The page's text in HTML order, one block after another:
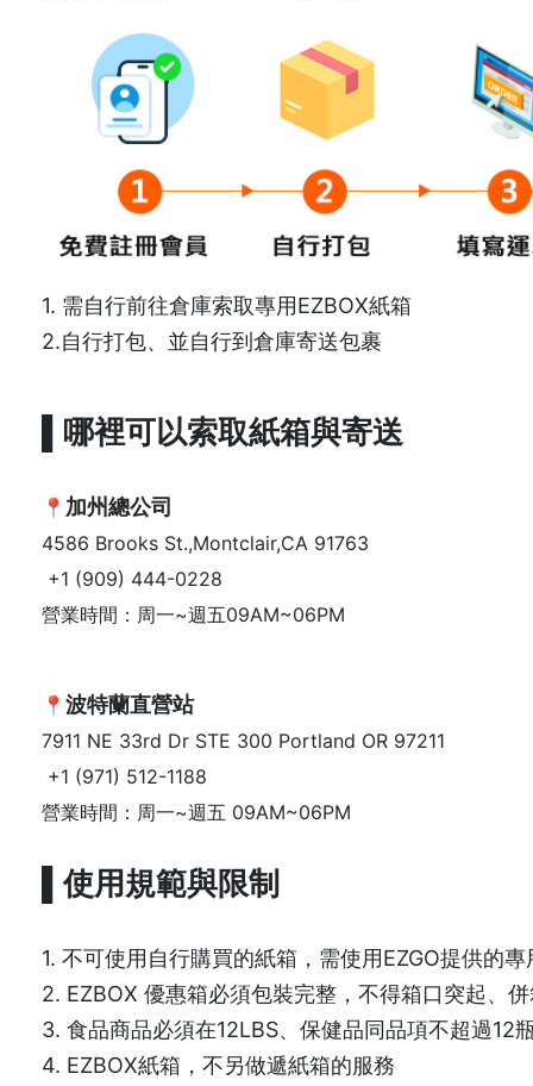
1. 需自行前往倉庫索取專用EZBOX紙箱
2.自行打包、並自行到倉庫寄送包裹
▌哪裡可以索取紙箱與寄送
📍 加州總公司
4586 Brooks St.,Montclair,CA 91763
+1 (909) 444-0228
營業時間：周一~週五09AM~06PM
📍 波特蘭直營站
7911 NE 33rd Dr STE 300 Portland OR 97211
+1 (971) 512-1188
營業時間：周一~週五 09AM~06PM
▌使用規範與限制
1. 不可使用自行購買的紙箱，需使用EZGO提供的
2. EZBOX 優惠箱必須包裝完整，不得箱口突起、
3. 食品商品必須在12LBS、保健品同品項不超過12
4. EZBOX紙箱，不另做遞紙箱的服務